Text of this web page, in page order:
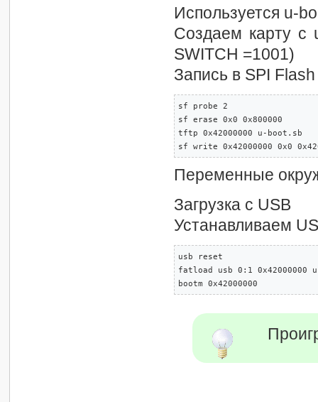
Используется u-
Создаем карту с
SWITCH =1001)
Запись в SPI Flash
sf probe 2
sf erase 0x0 0x800000
tftp 0x42000000 u-boot.sb
sf write 0x42000000 0x0
Переменные
Загрузка с USB
Устанавливаем
usb reset
fatload usb 0:1 0x42000000
bootm 0x42000000